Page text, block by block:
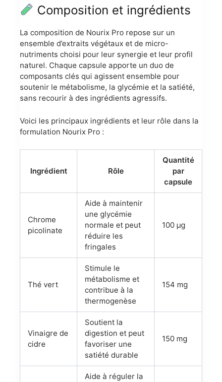
Composition et ingrédients
La composition de Nourix Pro repose sur un
ensemble d’extraits végétaux et de micro-
nutriments choisi pour leur synergie et leur profil
naturel. Chaque capsule apporte un duo de
composants clés qui agissent ensemble pour
soutenir le métabolisme, la glycémie et la satiété,
sans recourir à des ingrédients agressifs.
Voici les principaux ingrédients et leur rôle dans la
formulation Nourix Pro :
Ingrédient Rôle
Quantité
par
capsule
Chrome
picolinate
Aide à maintenir
une glycémie
normale et peut
réduire les
fringales
100 µg
Thé vert
Stimule le
métabolisme et
contribue à la
thermogenèse
154 mg
Vinaigre de
cidre
Soutient la
digestion et peut
favoriser une
satiété durable
150 mg
Aide à réguler la